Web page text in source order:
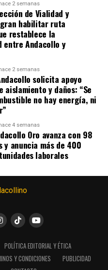
hace 2 semanas
de Vialidad y
habilitar ruta
restablece la
entre Andacollo y
hace 2 semanas
solicita apoyo
aislamiento y daños: “Se
no hay energía, ni
hace 4 semanas
Oro avanza con 98
y anuncia más de 400
laborales
POLÍTICA EDITORIAL Y ÉTICA
Y CONDICIONES
PUBLICIDAD